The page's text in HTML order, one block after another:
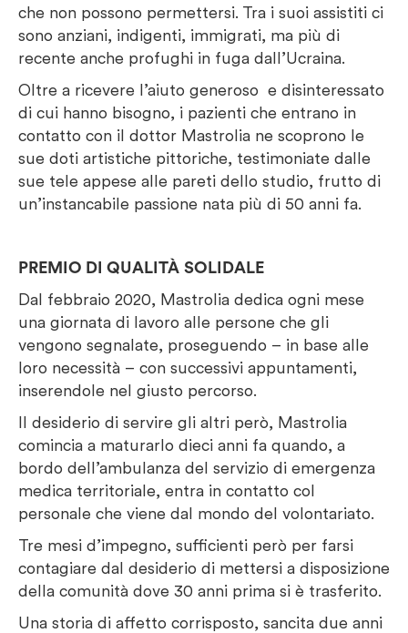
che non possono permettersi. Tra i suoi assistiti ci
sono anziani, indigenti, immigrati, ma più di
recente anche profughi in fuga dall’Ucraina.
Oltre a ricevere l’aiuto generoso e disinteressato
di cui hanno bisogno, i pazienti che entrano in
contatto con il dottor Mastrolia ne scoprono le
sue doti artistiche pittoriche, testimoniate dalle
sue tele appese alle pareti dello studio, frutto di
un’instancabile passione nata più di 50 anni fa.
PREMIO DI QUALITÀ SOLIDALE
Dal febbraio 2020, Mastrolia dedica ogni mese
una giornata di lavoro alle persone che gli
vengono segnalate, proseguendo – in base alle
loro necessità – con successivi appuntamenti,
inserendole nel giusto percorso.
Il desiderio di servire gli altri però, Mastrolia
comincia a maturarlo dieci anni fa quando, a
bordo dell’ambulanza del servizio di emergenza
medica territoriale, entra in contatto col
personale che viene dal mondo del volontariato.
Tre mesi d’impegno, sufficienti però per farsi
contagiare dal desiderio di mettersi a disposizione
della comunità dove 30 anni prima si è trasferito.
Una storia di affetto corrisposto, sancita due anni